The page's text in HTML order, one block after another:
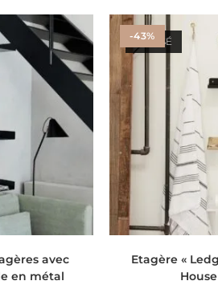
avec
en métal
ÉPUISÉ
-43%
Etagère «